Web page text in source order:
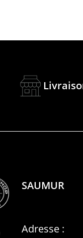
SAUMUR
Adresse :